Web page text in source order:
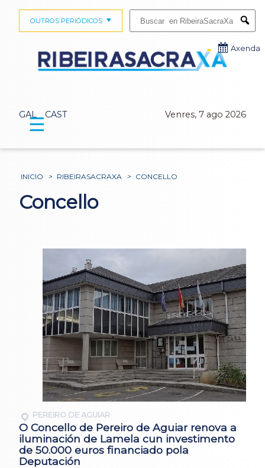
GAL CAST Venres, 7 ago 2026
OUTROS PERIÓDICOS
Axenda
☰
INICIO > RIBEIRASACRAXA > CONCELLO
Concello
PEREIRO DE AGUIAR
O Concello de Pereiro de Aguiar renova a
iluminación de Lamela cun investimento
de 50.000 euros financiado pola
Deputación